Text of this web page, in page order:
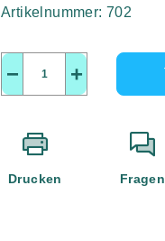
Artikelnummer: 702
+
−
Drucken Fragen